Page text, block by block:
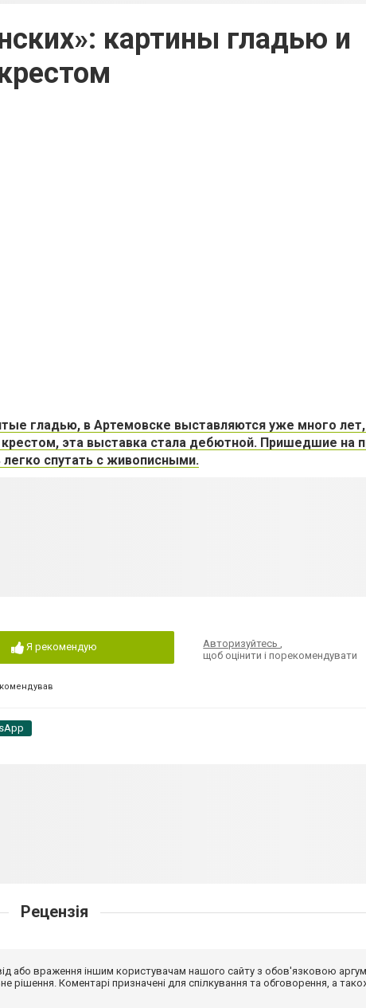
картины гладью и
гладью, в Артемовске выставляются уже много
эта выставка стала дебютной. Пришедшие на
спутать с живописными.
Я рекомендую Авторизуйтесь,
щоб оцінити і порекомендувати
Рецензія
або враження іншим користувачам нашого сайту з обов'язковою
рішення. Коментарі призначені для спілкування та обговорення, а